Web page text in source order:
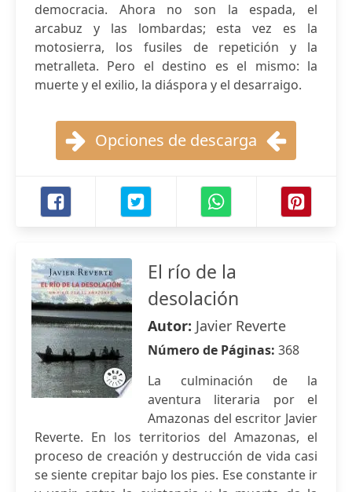
democracia. Ahora no son la espada, el
arcabuz y las lombardas; esta vez es la
motosierra, los fusiles de repetición y la
metralleta. Pero el destino es el mismo: la
muerte y el exilio, la diáspora y el desarraigo.
Opciones de descarga
El río de la
desolación
Autor: Javier Reverte
Número de Páginas: 368
La culminación de la
aventura literaria por el
Amazonas del escritor Javier
Reverte. En los territorios del Amazonas, el
proceso de creación y destrucción de vida casi
se siente crepitar bajo los pies. Ese constante ir